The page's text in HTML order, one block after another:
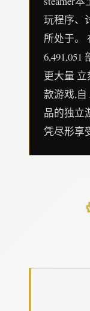
玩程序、
所处于。
6,491,051
更大量 立
款游戏,
品的独立
凭尽形享